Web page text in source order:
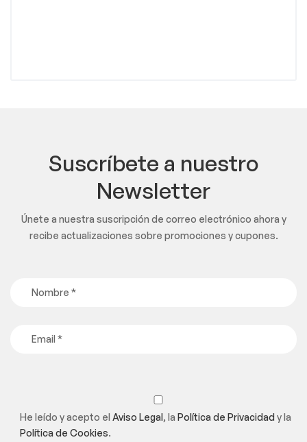
Suscríbete a nuestro
Newsletter
Únete a nuestra suscripción de correo electrónico ahora y
recibe actualizaciones sobre promociones y cupones.
He leído y acepto el Aviso Legal, la Política de Privacidady la
Política de Cookies.